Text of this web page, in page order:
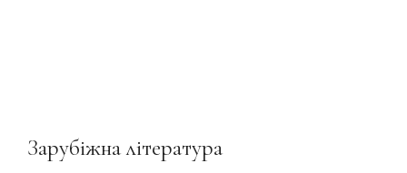
Зарубіжна література